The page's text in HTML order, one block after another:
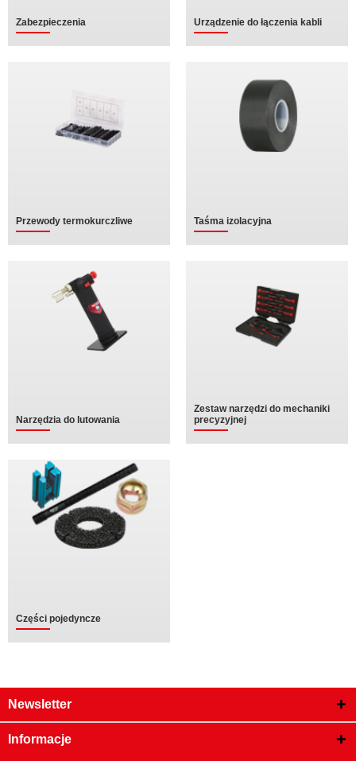
Zabezpieczenia Urządzenie do łączenia kabli
Przewody termokurczliwe Taśma izolacyjna
Narzędzia do lutowania
Zestaw narzędzi do mechaniki
precyzyjnej
Części pojedyncze
Newsletter
Informacje